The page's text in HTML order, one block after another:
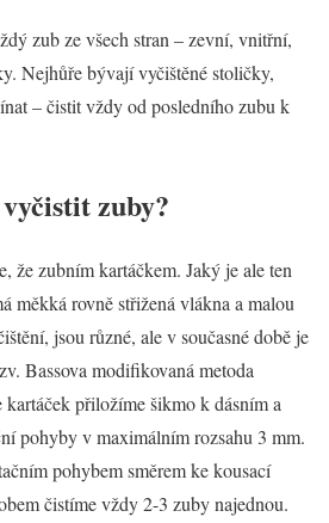
zub ze všech stran – zevní, vnitřní,
Nejhůře bývají vyčištěné stoličky,
– čistit vždy od posledního zubu k
zuby?
že zubním kartáčkem. Jaký je ale ten
měkká rovně střižená vlákna a malou
jsou různé, ale v současné době je
Bassova modifikovaná metoda
kartáček přiložíme šikmo k dásním a
pohyby v maximálním rozsahu 3 mm.
pohybem směrem ke kousací
čistíme vždy 2-3 zuby najednou.